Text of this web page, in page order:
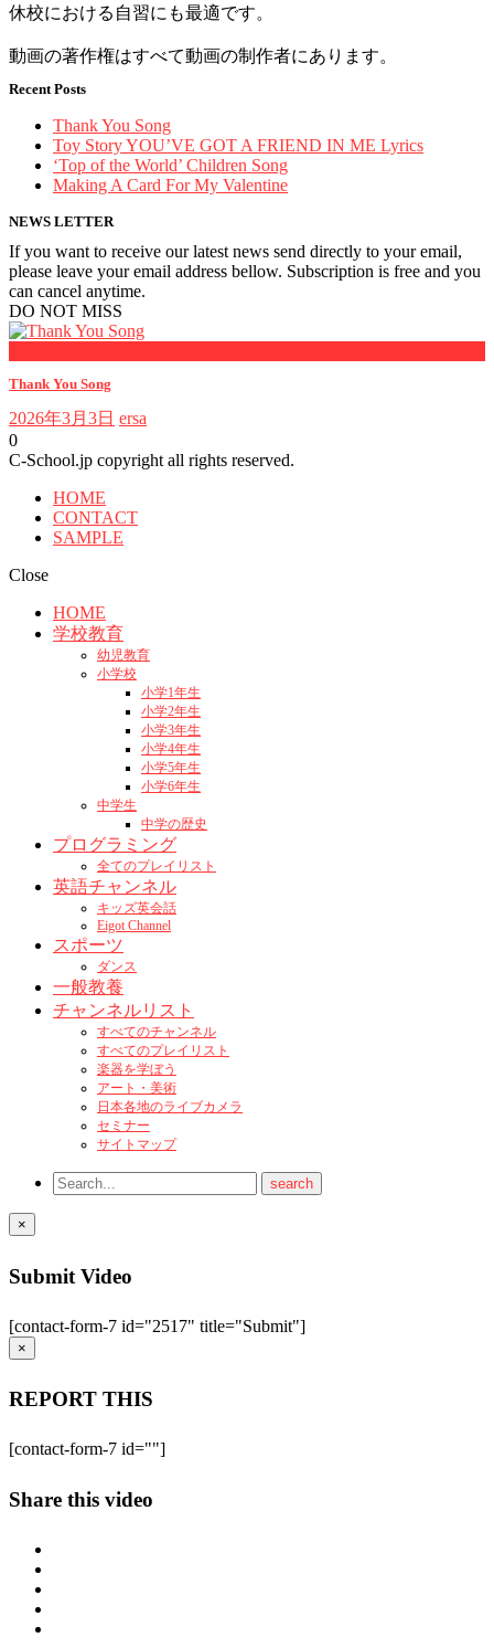
休校における自習にも最適です。
動画の著作権はすべて動画の制作者にあります。
Recent Posts
Thank You Song
Toy Story YOU’VE GOT A FRIEND IN ME Lyrics
‘Top of the World’ Children Song
Making A Card For My Valentine
NEWS LETTER
If you want to receive our latest news send directly to your email,
please leave your email address bellow. Subscription is free and you
can cancel anytime.
DO NOT MISS
Thank You Song
2026年3月3日 ersa
0
C-School.jp copyright all rights reserved.
HOME
CONTACT
SAMPLE
Close
HOME
学校教育
幼児教育
小学校
小学1年生
小学2年生
小学3年生
小学4年生
小学5年生
小学6年生
中学生
中学の歴史
プログラミング
全てのプレイリスト
英語チャンネル
キッズ英会話
Eigot Channel
スポーツ
ダンス
一般教養
チャンネルリスト
すべてのチャンネル
すべてのプレイリスト
楽器を学ぼう
アート・美術
日本各地のライブカメラ
セミナー
サイトマップ
×
Submit Video
[contact-form-7 id="2517" title="Submit"]
×
REPORT THIS
[contact-form-7 id=""]
Share this video